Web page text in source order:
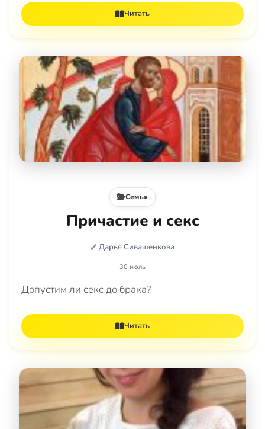
Читать
Семья
Причастие и секс
Дарья Сивашенкова
30 июль
Допустим ли секс до брака?
Читать